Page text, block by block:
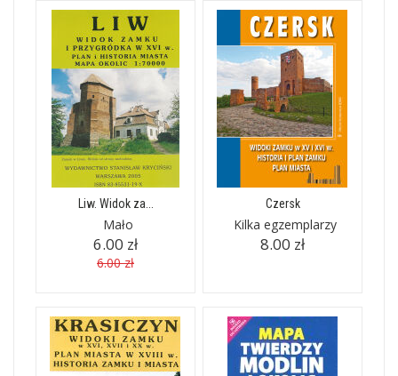
Liw. Widok za...
Mało
6.00 zł
6.00 zł
Czersk
Kilka egzemplarzy
8.00 zł